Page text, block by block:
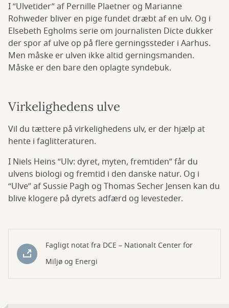
I “Ulvetider” af Pernille Plaetner og Marianne
Rohweder bliver en pige fundet dræbt af en ulv. Og i
Elsebeth Egholms serie om journalisten Dicte dukker
der spor af ulve op på flere gerningssteder i Aarhus.
Men måske er ulven ikke altid gerningsmanden.
Måske er den bare den oplagte syndebuk.
Virkelighedens ulve
Vil du tættere på virkelighedens ulv, er der hjælp at
hente i faglitteraturen.
I Niels Heins “Ulv: dyret, myten, fremtiden” får du
ulvens biologi og fremtid i den danske natur. Og i
“Ulve” af Sussie Pagh og Thomas Secher Jensen kan du
blive klogere på dyrets adfærd og levesteder.
Fagligt notat fra DCE – Nationalt Center for
Miljø og Energi